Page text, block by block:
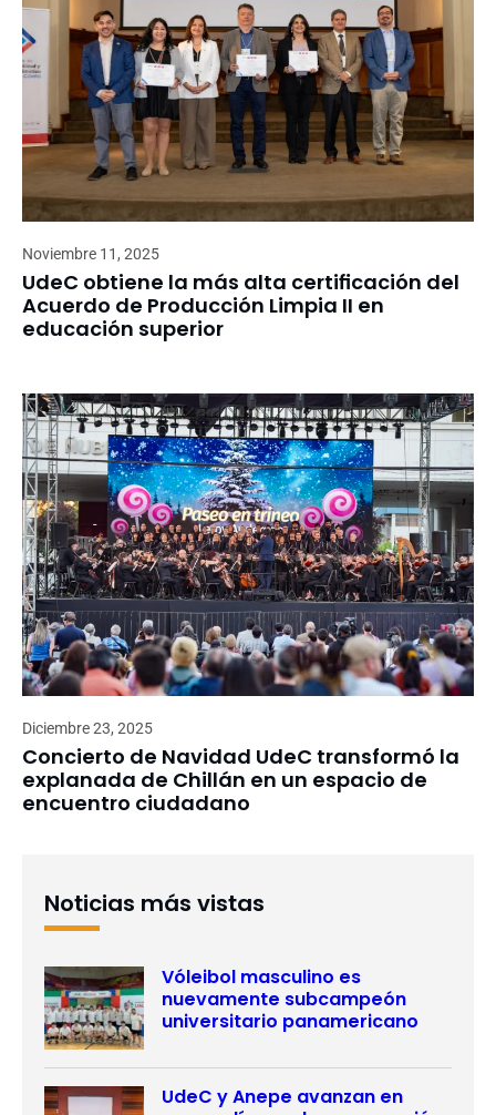
Noviembre 11, 2025
UdeC obtiene la más alta certificación del
Acuerdo de Producción Limpia II en
educación superior
Diciembre 23, 2025
Concierto de Navidad UdeC transformó la
explanada de Chillán en un espacio de
encuentro ciudadano
Noticias más vistas
Vóleibol masculino es
nuevamente subcampeón
universitario panamericano
UdeC y Anepe avanzan en